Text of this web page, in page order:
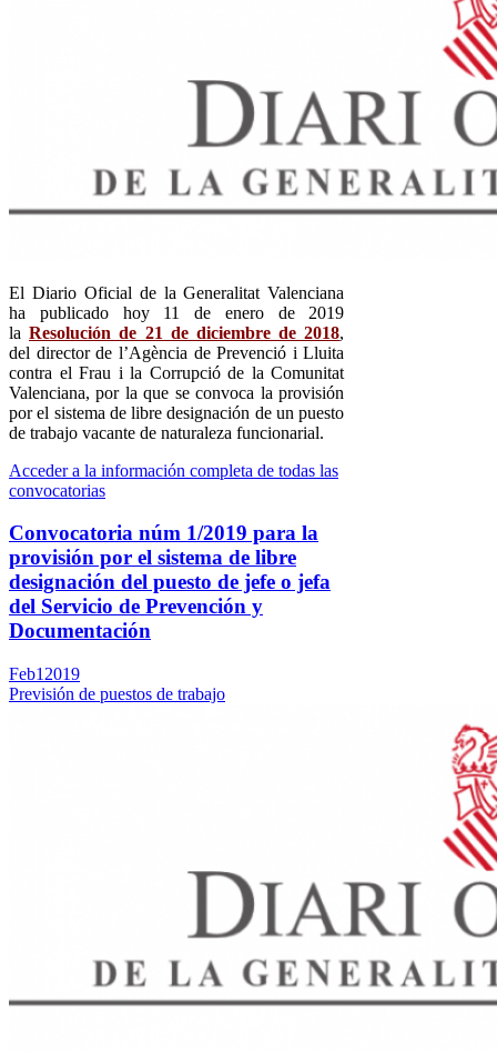
El Diario Oficial de la Generalitat Valenciana
ha publicado hoy 11 de enero de 2019
laResolución de 21 de diciembre de 2018,
del director de l’Agència de Prevenció i Lluita
contra el Frau i la Corrupció de la Comunitat
Valenciana, por la que se convoca la provisión
por el sistema de libre designación de un puesto
de trabajo vacante de naturaleza funcionarial.
Acceder a la información completa de todas las
convocatorias
Convocatoria núm 1/2019 para la
provisión por el sistema de libre
designación del puesto de jefe o jefa
del Servicio de Prevención y
Documentación
Feb1 2019
Previsión de puestos de trabajo